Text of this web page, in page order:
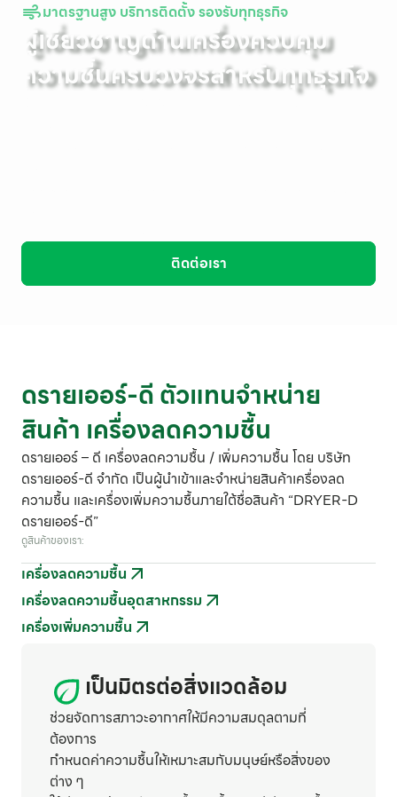
มาตรฐานสูง บริการติดตั้ง รองรับทุกธุรกิจ
ผู้เชี่ยวชาญด้านเครื่องควบคุม
ความชื้นครบวงจรสำหรับทุกธุรกิจ
ติดต่อเรา
ดรายเออร์-ดี ตัวแทนจำหน่าย
สินค้า เครื่องลดความชื้น
ดรายเออร์ – ดี เครื่องลดความชื้น / เพิ่มความชื้น โดย บริษัท
ดรายเออร์-ดี จำกัด เป็นผู้นำเข้าและจำหน่ายสินค้าเครื่องลด
ความชื้น และเครื่องเพิ่มความชื้นภายใต้ชื่อสินค้า “DRYER-D
ดรายเออร์-ดี”
ดูสินค้าของเรา:
เครื่องลดความชื้น
เครื่องลดความชื้นอุตสาหกรรม
เครื่องเพิ่มความชื้น
เป็นมิตรต่อสิ่งแวดล้อม
ช่วยจัดการสภาวะอากาศให้มีความสมดุลตามที่
ต้องการ
กำหนดค่าความชื้นให้เหมาะสมกับมนุษย์หรือสิ่งของ
ต่าง ๆ